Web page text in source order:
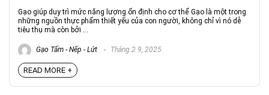
Gạo giúp duy trì mức năng lượng ổn định cho cơ thể Gạo là một trong
những nguồn thực phẩm thiết yếu của con người, không chỉ vì nó dễ
tiêu thụ mà còn bởi ...
Gạo Tấm - Nếp - Lứt Tháng 2 9, 2025
READ MORE +